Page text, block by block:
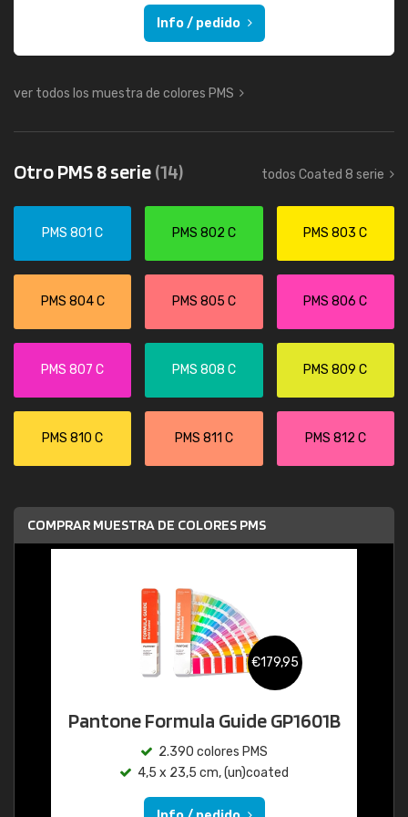
Info / pedido
ver todos los muestra de colores PMS
Otro PMS 8 serie(14) todos Coated 8 serie
PMS 801 C PMS 802 C PMS 803 C
PMS 804 C PMS 805 C PMS 806 C
PMS 807 C PMS 808 C PMS 809 C
PMS 810 C PMS 811 C PMS 812 C
COMPRAR MUESTRA DE COLORES PMS
€179,95
Pantone Formula Guide GP1601B
2.390 colores PMS
4,5 x 23,5 cm, (un)coated